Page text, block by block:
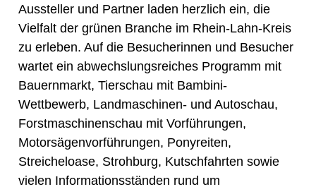
Aussteller und Partner laden herzlich ein, die
Vielfalt der grünen Branche im Rhein-Lahn-Kreis
zu erleben. Auf die Besucherinnen und Besucher
wartet ein abwechslungsreiches Programm mit
Bauernmarkt, Tierschau mit Bambini-
Wettbewerb, Landmaschinen- und Autoschau,
Forstmaschinenschau mit Vorführungen,
Motorsägenvorführungen, Ponyreiten,
Streicheloase, Strohburg, Kutschfahrten sowie
vielen Informationsständen rund um